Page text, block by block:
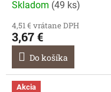
Skladom (49 ks)
4,51 € vrátane DPH
3,67 €
Do košíka
Akcia